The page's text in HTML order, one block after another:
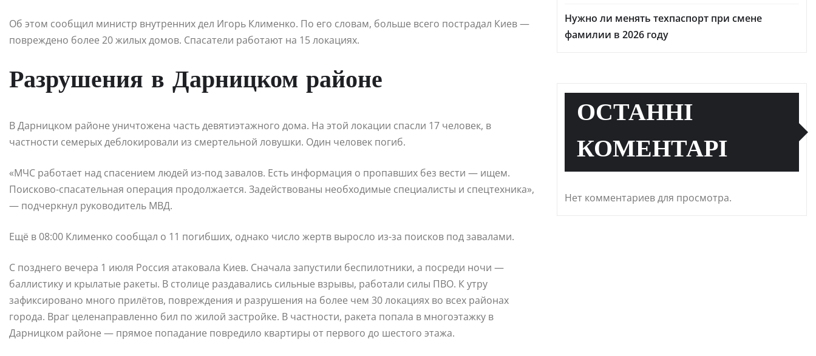
Об этом сообщил министр внутренних дел Игорь Клименко. По его словам, больше всего пострадал Киев —
повреждено более 20 жилых домов. Спасатели работают на 15 локациях.
Разрушения в Дарницком районе
В Дарницком районе уничтожена часть девятиэтажного дома. На этой локации спасли 17 человек, в
частности семерых деблокировали из смертельной ловушки. Один человек погиб.
«МЧС работает над спасением людей из-под завалов. Есть информация о пропавших без вести — ищем.
Поисково-спасательная операция продолжается. Задействованы необходимые специалисты и спецтехника»,
— подчеркнул руководитель МВД.
Ещё в 08:00 Клименко сообщал о 11 погибших, однако число жертв выросло из-за поисков под завалами.
С позднего вечера 1 июля Россия атаковала Киев. Сначала запустили беспилотники, а посреди ночи —
баллистику и крылатые ракеты. В столице раздавались сильные взрывы, работали силы ПВО. К утру
зафиксировано много прилётов, повреждения и разрушения на более чем 30 локациях во всех районах
города. Враг целенаправленно бил по жилой застройке. В частности, ракета попала в многоэтажку в
Дарницком районе — прямое попадание повредило квартиры от первого до шестого этажа.
Нужно ли менять техпаспорт при смене
фамилии в 2026 году
ОСТАННІ
КОМЕНТАРІ
Нет комментариев для просмотра.